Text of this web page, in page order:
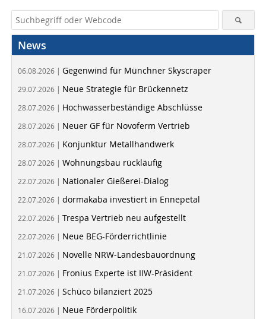
News
06.08.2026 | Gegenwind für Münchner Skyscraper
29.07.2026 | Neue Strategie für Brückennetz
28.07.2026 | Hochwasserbeständige Abschlüsse
28.07.2026 | Neuer GF für Novoferm Vertrieb
28.07.2026 | Konjunktur Metallhandwerk
28.07.2026 | Wohnungsbau rückläufig
22.07.2026 | Nationaler Gießerei-Dialog
22.07.2026 | dormakaba investiert in Ennepetal
22.07.2026 | Trespa Vertrieb neu aufgestellt
22.07.2026 | Neue BEG-Förderrichtlinie
21.07.2026 | Novelle NRW-Landesbauordnung
21.07.2026 | Fronius Experte ist IIW-Präsident
21.07.2026 | Schüco bilanziert 2025
16.07.2026 | Neue Förderpolitik